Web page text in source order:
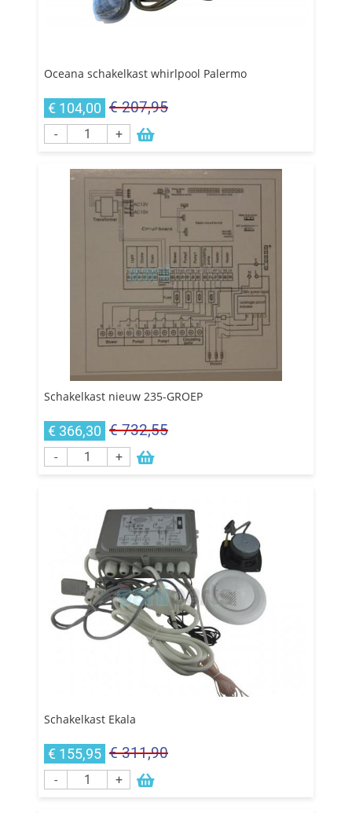
Oceana schakelkast whirlpool Palermo
€ 104,00 € 207,95
- +
Schakelkast nieuw 235-GROEP
€ 366,30 € 732,55
- +
Schakelkast Ekala
€ 155,95 € 311,90
- +